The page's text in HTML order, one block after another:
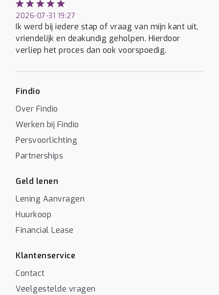
2026-07-31 19:27
Ik werd bij iedere stap of vraag van mijn kant uit,
vriendelijk en deakundig geholpen. Hierdoor
verliep het proces dan ook voorspoedig.
Findio
Over Findio
Werken bij Findio
Persvoorlichting
Partnerships
Geld lenen
Lening Aanvragen
Huurkoop
Financial Lease
Klantenservice
Contact
Veelgestelde vragen